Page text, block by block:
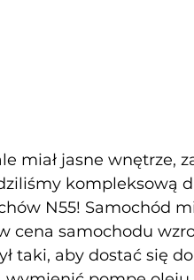
miał jasne wnętrze,
kompleksową
N55! Samochód
samochodu
taki, aby dostać się